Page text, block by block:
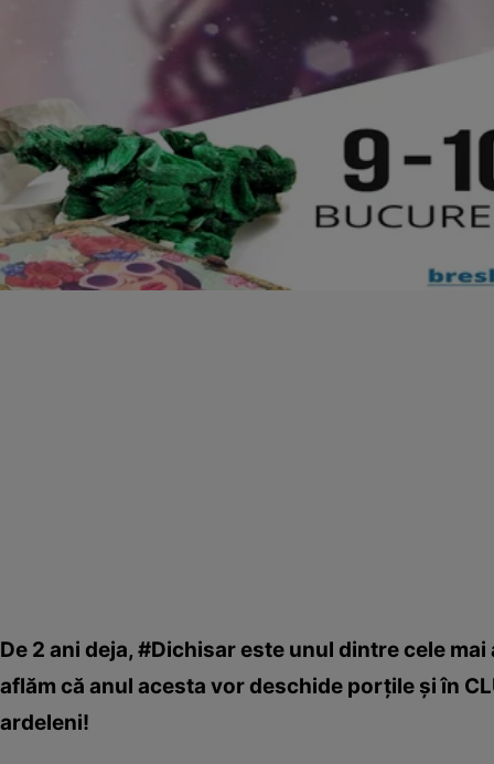
De 2 ani deja, #Dichisar este unul dintre cele
aflăm că anul acesta vor deschide porţile şi în
ardeleni!